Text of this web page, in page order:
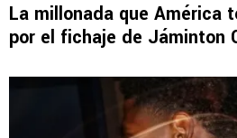
La millonada que América
por el fichaje de Jáminton